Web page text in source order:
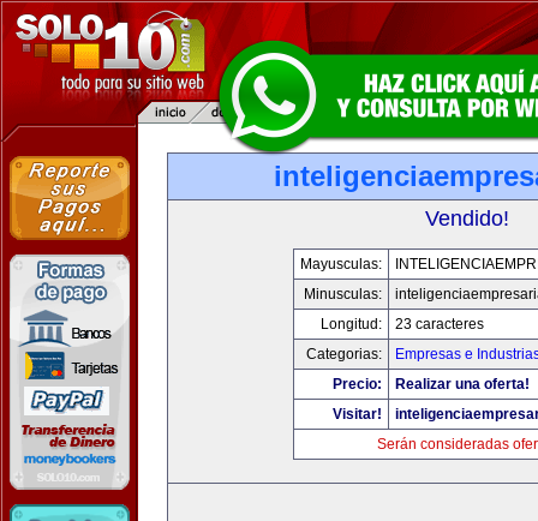
Vendido!
Mayusculas:
Minusculas:
Longitud:
23 caracteres
Categorias:
Empresas e
Precio:
Realizar una oferta!
Visitar!
Serán consideradas